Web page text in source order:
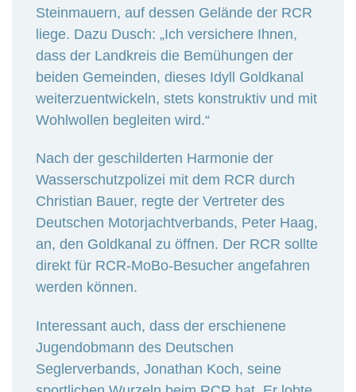
Steinmauern, auf dessen Gelände der RCR
liege. Dazu Dusch: „Ich versichere Ihnen,
dass der Landkreis die Bemühungen der
beiden Gemeinden, dieses Idyll Goldkanal
weiterzuentwickeln, stets konstruktiv und mit
Wohlwollen begleiten wird.“
Nach der geschilderten Harmonie der
Wasserschutzpolizei mit dem RCR durch
Christian Bauer, regte der Vertreter des
Deutschen Motorjachtverbands, Peter Haag,
an, den Goldkanal zu öffnen. Der RCR sollte
direkt für RCR-MoBo-Besucher angefahren
werden können.
Interessant auch, dass der erschienene
Jugendobmann des Deutschen
Seglerverbands, Jonathan Koch, seine